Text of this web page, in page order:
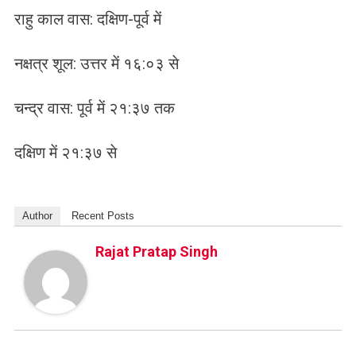
राहु काल वास: दक्षिण-पूर्व में
नक्षत्र शूल: उत्तर में १६:०३ से
चन्द्र वास: पूर्व में २१:३७ तक
दक्षिण में २१:३७ से
Author Recent Posts
Rajat Pratap Singh